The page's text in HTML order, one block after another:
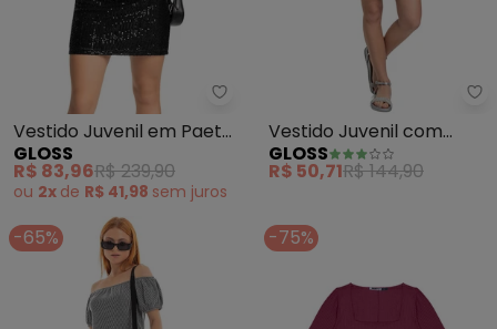
Gloss - Vestido Juvenil em
Vestido Juvenil em Paetê
Brilhante (Preto)
GLOSS
R$ 83,96R$ 239,90
ou 2x de R$ 41,98 sem juros
Vestido Juvenil com
Strass (Preto)
GLOSS
R$ 50,71R$ 144,90
-65% -75%